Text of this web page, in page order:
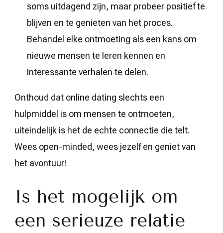
soms uitdagend zijn, maar probeer positief te
blijven en te genieten van het proces.
Behandel elke ontmoeting als een kans om
nieuwe mensen te leren kennen en
interessante verhalen te delen.
Onthoud dat online dating slechts een
hulpmiddel is om mensen te ontmoeten,
uiteindelijk is het de echte connectie die telt.
Wees open-minded, wees jezelf en geniet van
het avontuur!
Is het mogelijk om
een serieuze relatie